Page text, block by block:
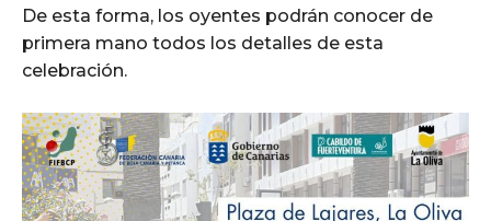
De esta forma, los oyentes podrán conocer de
primera mano todos los detalles de esta
celebración.